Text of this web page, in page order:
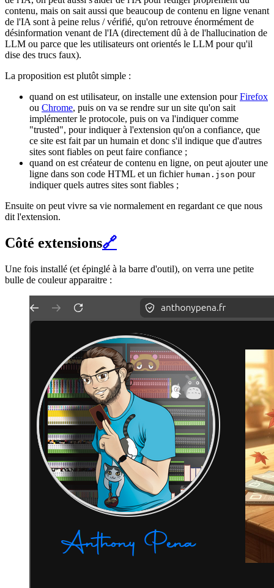
contenu, mais on sait aussi que beaucoup de contenu en ligne venant
de l'IA sont à peine relus / vérifié, qu'on retrouve énormément de
désinformation venant de l'IA (directement dû à de l'hallucination de
LLM ou parce que les utilisateurs ont orientés le LLM pour qu'il
dise des trucs faux).
La proposition est plutôt simple :
quand on est utilisateur, on installe une extension pourFirefox
ou Chrome, puis on va se rendre sur un site qu'on sait
implémenter le protocole, puis on va l'indiquer comme
"trusted", pour indiquer à l'extension qu'on a confiance, que
ce site est fait par un humain et donc s'il indique que d'autres
sites sont fiables on peut faire confiance ;
quand on est créateur de contenu en ligne, on peut ajouter une
ligne dans son code HTML et un fichier human.json pour
indiquer quels autres sites sont fiables ;
Ensuite on peut vivre sa vie normalement en regardant ce que nous
dit l'extension.
Côté extensions🔗
Une fois installé (et épinglé à la barre d'outil), on verra une petite
bulle de couleur apparaitre :